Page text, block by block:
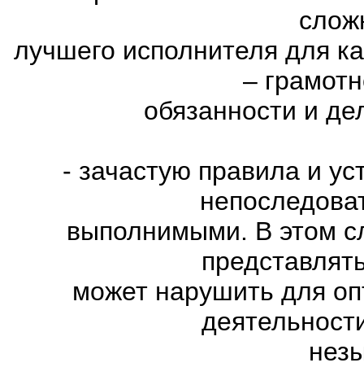
лучшего исполнителя для
–
обязанности и
- зачастую правила и
выполнимыми. В этом
может нарушить для